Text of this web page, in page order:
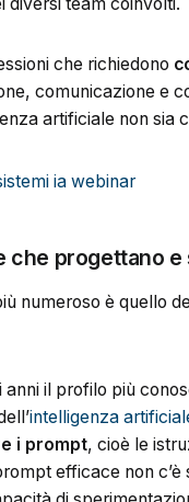
diversi team coinvolti.
che richiedono
comunicazione e
artificiale non sia
che progettano e
numeroso è quello
anni il profilo più
intelligenza
i prompt, cioè le
efficace non